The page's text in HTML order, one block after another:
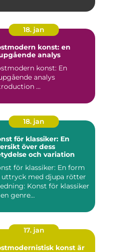
18. jan
konst: en
analys
konst: En
analys
Introduction ...
18. jan
för klassiker: En
över dess
och variation
för klassiker: En form
uttryck med djupa rötter
Konst för klassiker
genre...
17. jan
konst är